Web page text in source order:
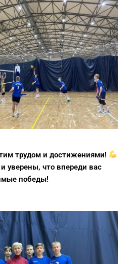
трудом и достижениями!
уверены, что впереди вас
победы!